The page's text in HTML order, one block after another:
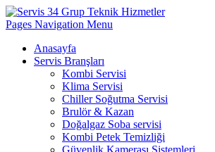
Pages Navigation Menu
Anasayfa
Servis Branşları
Kombi Servisi
Klima Servisi
Chiller Soğutma Servisi
Brulör & Kazan
Doğalgaz Soba servisi
Kombi Petek Temizliği
Güvenlik Kamerası Sistemleri